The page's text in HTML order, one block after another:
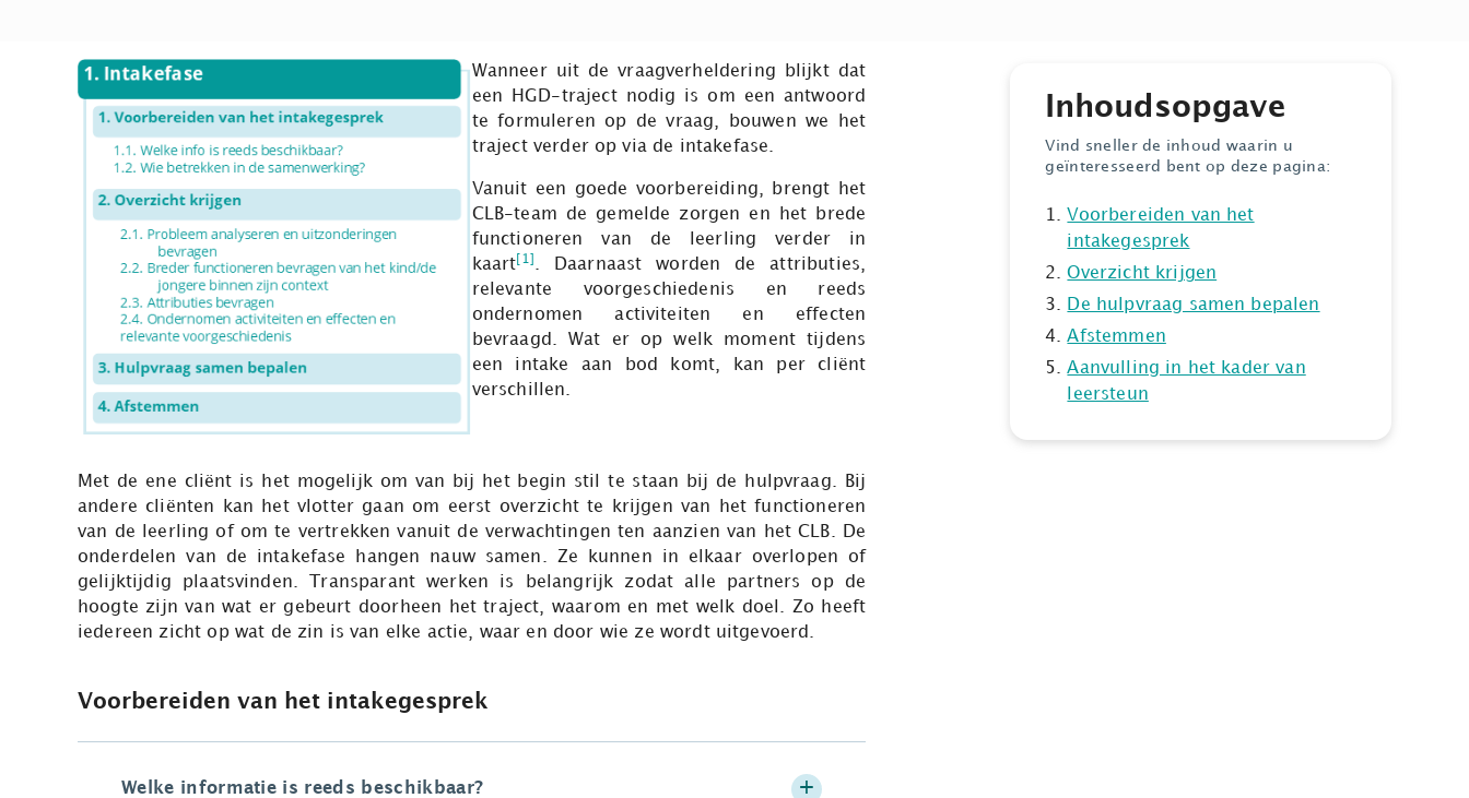
Wanneer uit de vraagverheldering blijkt dat
een HGD-traject nodig is om een antwoord
te formuleren op de vraag, bouwen we het
traject verder op via de intakefase.
Vanuit een goede voorbereiding, brengt het
CLB-team de gemelde zorgen en het brede
functioneren van de leerling verder in
kaart [1]
. Daarnaast worden de attributies,
relevante voorgeschiedenis en reeds
ondernomen activiteiten en effecten
bevraagd. Wat er op welk moment tijdens
een intake aan bod komt, kan per cliënt
verschillen.
Met de ene cliënt is het mogelijk om van bij het begin stil te staan bij de hulpvraag. Bij
andere cliënten kan het vlotter gaan om eerst overzicht te krijgen van het functioneren
van de leerling of om te vertrekken vanuit de verwachtingen ten aanzien van het CLB. De
onderdelen van de intakefase hangen nauw samen. Ze kunnen in elkaar overlopen of
gelijktijdig plaatsvinden. Transparant werken is belangrijk zodat alle partners op de
hoogte zijn van wat er gebeurt doorheen het traject, waarom en met welk doel. Zo heeft
iedereen zicht op wat de zin is van elke actie, waar en door wie ze wordt uitgevoerd.
Voorbereiden van het intakegesprek
Welke informatie is reeds beschikbaar?
Inhoudsopgave
Vind sneller de inhoud waarin u
geïnteresseerd bent op deze pagina:
Voorbereiden van het
intakegesprek
Overzicht krijgen
De hulpvraag samen bepalen
Afstemmen
Aanvulling in het kader van
leersteun